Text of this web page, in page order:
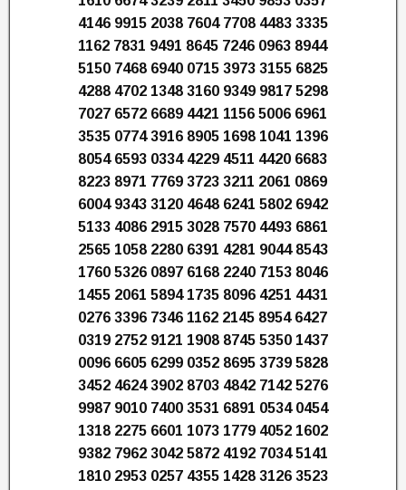
4146 9915 2038 7604 7708 4483 3335
1162 7831 9491 8645 7246 0963 8944
5150 7468 6940 0715 3973 3155 6825
4288 4702 1348 3160 9349 9817 5298
7027 6572 6689 4421 1156 5006 6961
3535 0774 3916 8905 1698 1041 1396
8054 6593 0334 4229 4511 4420 6683
8223 8971 7769 3723 3211 2061 0869
6004 9343 3120 4648 6241 5802 6942
5133 4086 2915 3028 7570 4493 6861
2565 1058 2280 6391 4281 9044 8543
1760 5326 0897 6168 2240 7153 8046
1455 2061 5894 1735 8096 4251 4431
0276 3396 7346 1162 2145 8954 6427
0319 2752 9121 1908 8745 5350 1437
0096 6605 6299 0352 8695 3739 5828
3452 4624 3902 8703 4842 7142 5276
9987 9010 7400 3531 6891 0534 0454
1318 2275 6601 1073 1779 4052 1602
9382 7962 3042 5872 4192 7034 5141
1810 2953 0257 4355 1428 3126 3523